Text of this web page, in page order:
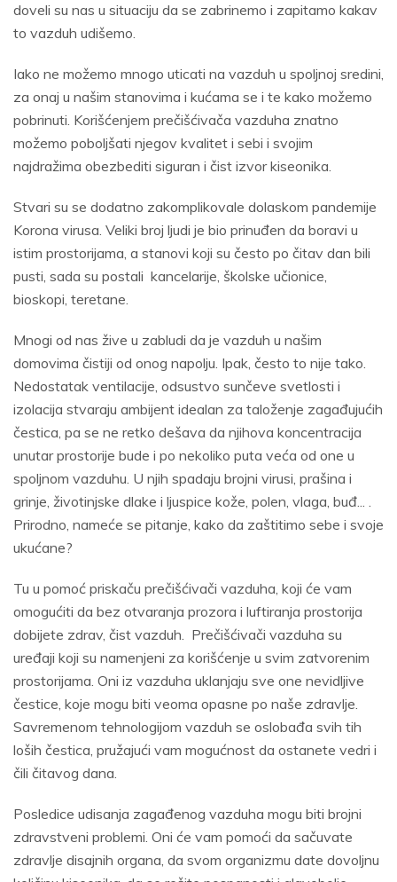
doveli su nas u situaciju da se zabrinemo i zapitamo kakav
to vazduh udišemo.
Iako ne možemo mnogo uticati na vazduh u spoljnoj sredini,
za onaj u našim stanovima i kućama se i te kako možemo
pobrinuti. Korišćenjem prečišćivača vazduha znatno
možemo poboljšati njegov kvalitet i sebi i svojim
najdražima obezbediti siguran i čist izvor kiseonika.
Stvari su se dodatno zakomplikovale dolaskom pandemije
Korona virusa. Veliki broj ljudi je bio prinuđen da boravi u
istim prostorijama, a stanovi koji su često po čitav dan bili
pusti, sada su postali kancelarije, školske učionice,
bioskopi, teretane.
Mnogi od nas žive u zabludi da je vazduh u našim
domovima čistiji od onog napolju. Ipak, često to nije tako.
Nedostatak ventilacije, odsustvo sunčeve svetlosti i
izolacija stvaraju ambijent idealan za taloženje zagađujućih
čestica, pa se ne retko dešava da njihova koncentracija
unutar prostorije bude i po nekoliko puta veća od one u
spoljnom vazduhu. U njih spadaju brojni virusi, prašina i
grinje, životinjske dlake i ljuspice kože, polen, vlaga, buđ... .
Prirodno, nameće se pitanje, kako da zaštitimo sebe i svoje
ukućane?
Tu u pomoć priskaču prečišćivači vazduha, koji će vam
omogućiti da bez otvaranja prozora i luftiranja prostorija
dobijete zdrav, čist vazduh. Prečišćivači vazduha su
uređaji koji su namenjeni za korišćenje u svim zatvorenim
prostorijama. Oni iz vazduha uklanjaju sve one nevidljive
čestice, koje mogu biti veoma opasne po naše zdravlje.
Savremenom tehnologijom vazduh se oslobađa svih tih
loših čestica, pružajući vam mogućnost da ostanete vedri i
čili čitavog dana.
Posledice udisanja zagađenog vazduha mogu biti brojni
zdravstveni problemi. Oni će vam pomoći da sačuvate
zdravlje disajnih organa, da svom organizmu date dovoljnu